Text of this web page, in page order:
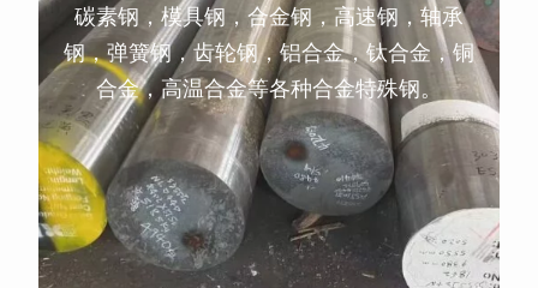
碳素钢，模具钢，合金钢，高速钢，轴承
钢，弹簧钢，齿轮钢，铝合金，钛合金，铜
合金，高温合金等各种合金特殊钢。